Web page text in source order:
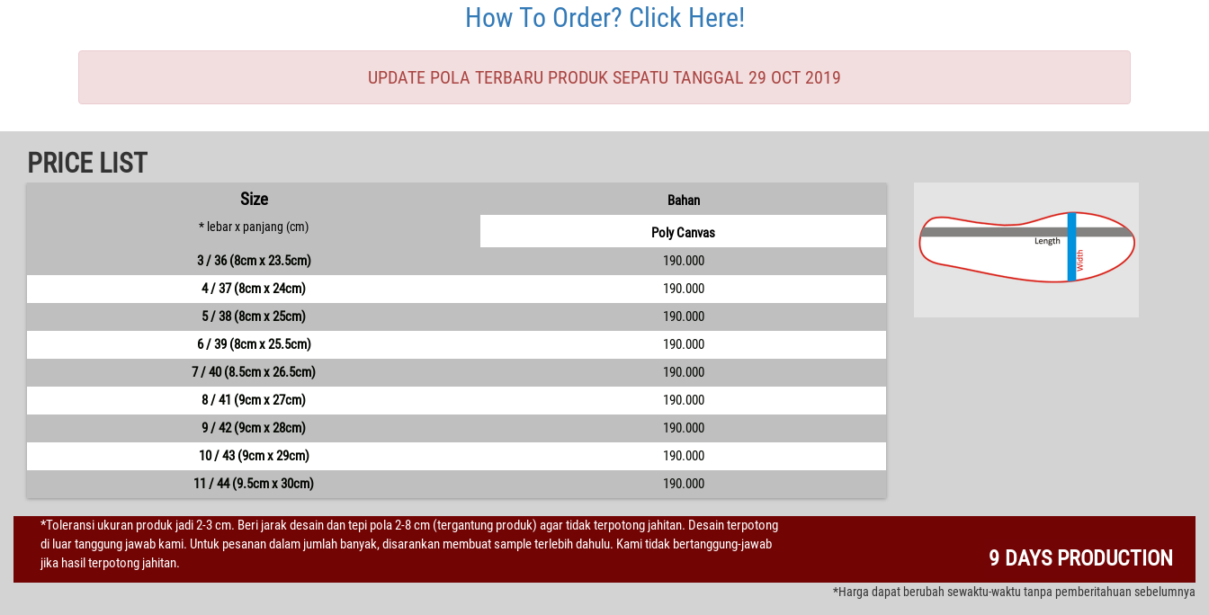
How To Order? Click Here!
UPDATE POLA TERBARU PRODUK SEPATU TANGGAL 29 OCT 2019
PRICE LIST
Size
* lebar x panjang (cm)
Bahan
Poly Canvas
3 / 36 (8cm x 23.5cm)
190.000
4 / 37 (8cm x 24cm)
190.000
5 / 38 (8cm x 25cm)
190.000
6 / 39 (8cm x 25.5cm)
190.000
7 / 40 (8.5cm x 26.5cm)
190.000
8 / 41 (9cm x 27cm)
190.000
9 / 42 (9cm x 28cm)
190.000
10 / 43 (9cm x 29cm)
190.000
11 / 44 (9.5cm x 30cm)
190.000
*Toleransi ukuran produk jadi 2-3 cm. Beri jarak desain dan tepi pola 2-8 cm (tergantung produk) agar tidak terpotong jahitan. Desain terpotong
di luar tanggung jawab kami. Untuk pesanan dalam jumlah banyak, disarankan membuat sample terlebih dahulu. Kami tidak bertanggung-jawab
jika hasil terpotong jahitan.
9 DAYS PRODUCTION
*Harga dapat berubah sewaktu-waktu tanpa pemberitahuan sebelumnya